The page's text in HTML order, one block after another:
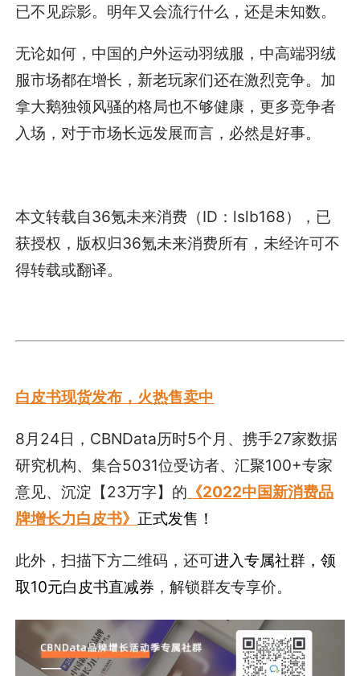
已不见踪影。明年又会流行什么，还是未知数。
无论如何，中国的户外运动羽绒服，中高端羽绒
服市场都在增长，新老玩家们还在激烈竞争。加
拿大鹅独领风骚的格局也不够健康，更多竞争者
入场，对于市场长远发展而言，必然是好事。
本文转载自36氪未来消费 （ID：lslb168），已
获授权，版权归36氪未来消费所有，未经许可不
得转载或翻译。
白皮书现货发布，火热售卖中
8月24日，CBNData历时5个月、携手27家数据
研究机构、集合5031位受访者、汇聚100+专家
意见、沉淀【23万字】的 《2022中国新消费品
牌增长力白皮书》 正式发售！
此外，扫描下方二维码，还可进入专属社群，领
取10元白皮书直减券 ，解锁群友专享价。